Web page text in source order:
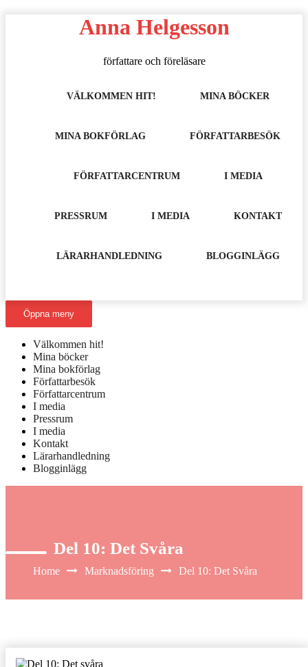
Anna Helgesson
författare och föreläsare
VÄLKOMMEN HIT! MINA BÖCKER
MINA BOKFÖRLAG FÖRFATTARBESÖK
FÖRFATTARCENTRUM I MEDIA
PRESSRUM I MEDIA KONTAKT
LÄRARHANDLEDNING BLOGGINLÄGG
Öppna meny
Välkommen hit!
Mina böcker
Mina bokförlag
Författarbesök
Författarcentrum
I media
Pressrum
I media
Kontakt
Lärarhandledning
Blogginlägg
Del 10: Det Svåra
Home Marknadsföring Del 10: Det Svåra